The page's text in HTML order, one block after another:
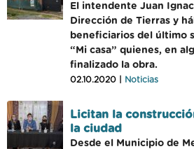
El intendente Juan
Dirección de Tierras y
beneficiarios del último
“Mi casa” quienes, en
finalizado la obra.
02.10.2020 | Noticias
Licitan la
la ciudad
Desde el Municipio de